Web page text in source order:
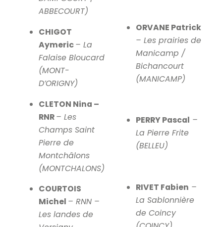
ABBECOURT)
CHIGOT
Aymeric– La
Falaise Bloucard
(MONT-
D’ORIGNY)
CLETON Nina –
RNR– Les
Champs Saint
Pierre de
Montchâlons
(MONTCHALONS)
COURTOIS
Michel – RNN –
Les landes de
ORVANE Patrick
– Les prairies de
Manicamp /
Bichancourt
(MANICAMP)
PERRY Pascal –
La Pierre Frite
(BELLEU)
RIVET Fabien –
La Sablonnière
de Coincy